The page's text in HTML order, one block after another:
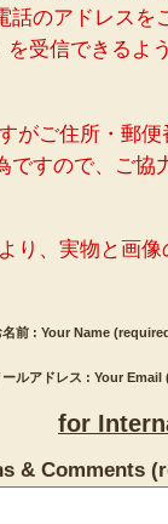
話のアドレスを
を受信できるよ
がご住所・郵
ですので、ご協
り、実物と画
名前 : Your Name
ールアドレス : Your
for
& Comments